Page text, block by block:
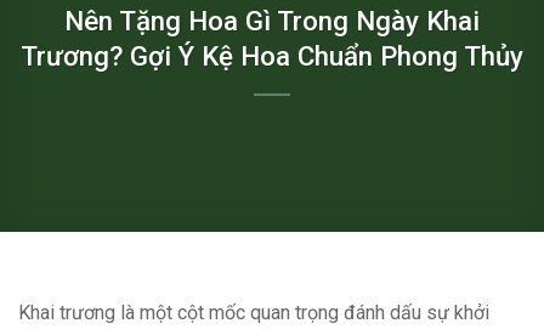
Nên Tặng Hoa Gì Trong Ngày Khai
Trương? Gợi Ý Kệ Hoa Chuẩn Phong Thủy
Khai trương là một cột mốc quan trọng đánh dấu sự khởi